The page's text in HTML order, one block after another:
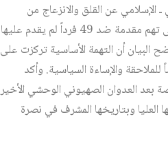
الإسلامي عن القلق والانزعاج من
الحملة الإعلامية في مصر على حزب الله وأمينه العام السيد حسن نصر الله بناء على ادعاء استند إلى تهم مقدمة ضد 49 فرداً لم يقدم عليها
أن التهمة الأساسية تركزت على
والإساءة السياسية. وأكد
بعد العدوان الصهيوني الوحشي الأخير
العليا وبتاريخها المشرف في نصرة